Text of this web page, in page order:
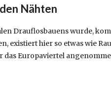
Nähten
Drauflosbauens wurde,
existiert hier so etwas wie
Europaviertel